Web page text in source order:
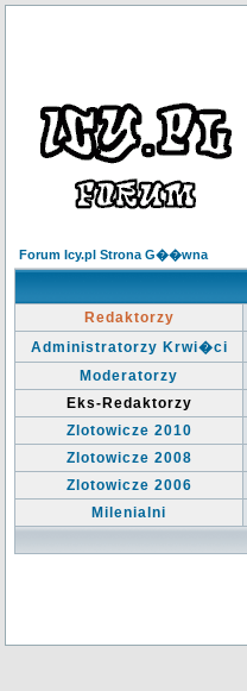
Forum Icy.pl Strona G��wna
Redaktorzy
Administratorzy Krwi�ci
Moderatorzy
Eks-Redaktorzy
Zlotowicze 2010
Zlotowicze 2008
Zlotowicze 2006
Milenialni